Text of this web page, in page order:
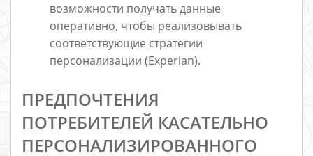
возможности получать данные
оперативно, чтобы реализовывать
соответствующие стратегии
персонализации (Experian).
ПРЕДПОЧТЕНИЯ
ПОТРЕБИТЕЛЕЙ КАСАТЕЛЬНО
ПЕРСОНАЛИЗИРОВАННОГО